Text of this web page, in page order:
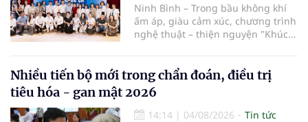
Ninh Bình – Trong bầu không khí
ấm áp, giàu cảm xúc, chương trình
nghệ thuật – thiện nguyện "Khúc
điểm dừng chân đầu tiên tại Bệnh
viện Bạch Mai cơ sở Ninh Bình.
Nhiều tiến bộ mới trong chẩn đoán, điều trị
tiêu hóa - gan mật 2026
14:14 | 04/08/2026
Tin tức